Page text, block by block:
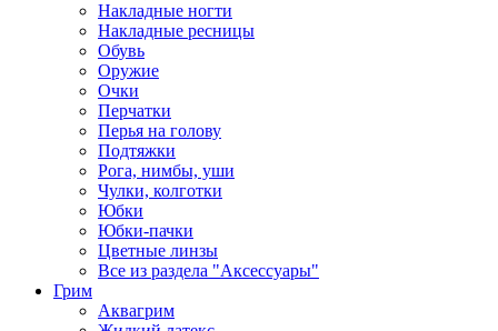
Накладные ногти
Накладные ресницы
Обувь
Оружие
Очки
Перчатки
Перья на голову
Подтяжки
Рога, нимбы, уши
Чулки, колготки
Юбки
Юбки-пачки
Цветные линзы
Все из раздела "Аксессуары"
Грим
Аквагрим